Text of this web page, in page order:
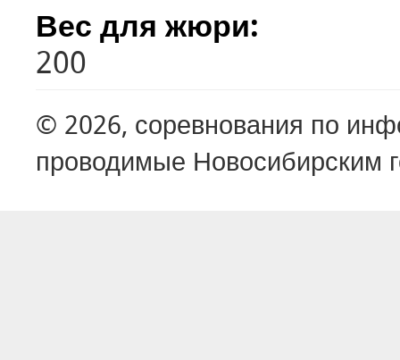
Вес для жюри:
200
© 2026, соревнования по
проводимые Новосибирским